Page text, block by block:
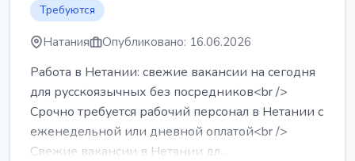
Требуются
Натания Опубликовано: 16.06.2026
Работа в Нетании: свежие вакансии на сегодня
для русскоязычных без посредников<br />
Срочно требуется рабочий персонал в Нетании с
еженедельной или дневной оплатой<br />
Свежие вакансии в Нетании дл...